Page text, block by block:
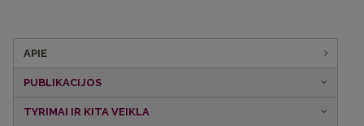
APIE
PUBLIKACIJOS
TYRIMAI IR KITA VEIKLA